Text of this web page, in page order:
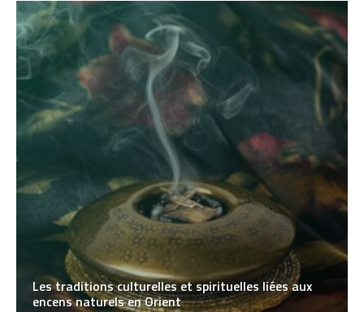
Les traditions culturelles et spirituelles liées aux
encens naturels en Orient